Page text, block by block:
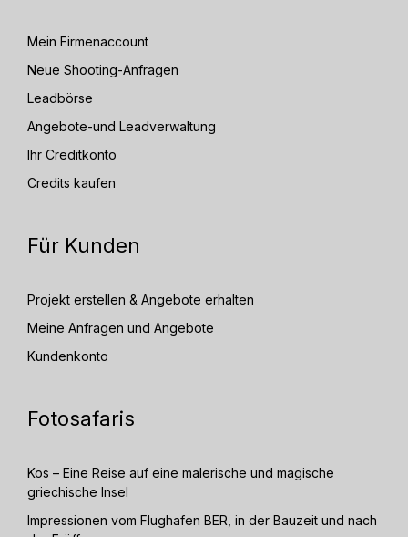
Mein Firmenaccount
Neue Shooting-Anfragen
Leadbörse
Angebote-und Leadverwaltung
Ihr Creditkonto
Credits kaufen
Für Kunden
Projekt erstellen & Angebote erhalten
Meine Anfragen und Angebote
Kundenkonto
Fotosafaris
Kos – Eine Reise auf eine malerische und magische
griechische Insel
Impressionen vom Flughafen BER, in der Bauzeit und nach